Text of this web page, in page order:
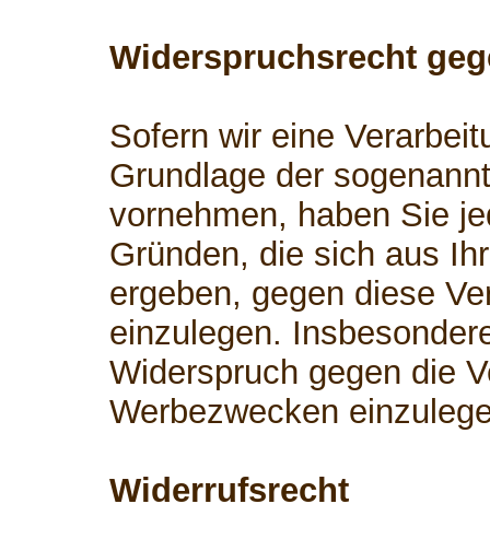
Widerspruchsrecht
Sofern wir eine
Grundlage der
vornehmen, haben Sie
Gründen, die sich aus
ergeben, gegen diese
einzulegen.
Widerspruch gegen die
Werbezwecken
Widerrufsrecht